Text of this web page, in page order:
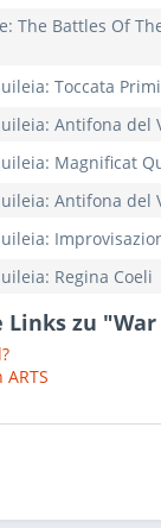
The Battles Of
Toccata
Antifona del
Magnificat
Antifona del
Regina Coeli
zu